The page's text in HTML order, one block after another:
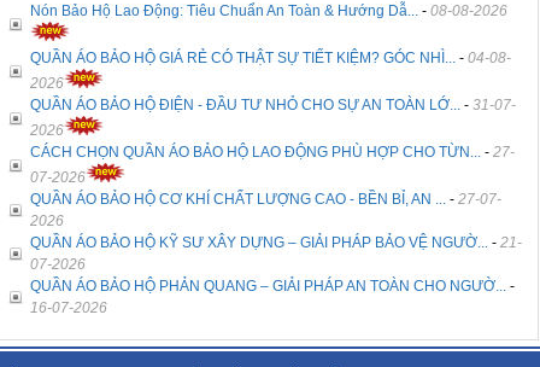
Nón Bảo Hộ Lao Động: Tiêu Chuẩn An Toàn & Hướng Dẫ... - 08-08-2026
QUẦN ÁO BẢO HỘ GIÁ RẺ CÓ THẬT SỰ TIẾT KIỆM? GÓC NHÌ... - 04-08-
2026
QUẦN ÁO BẢO HỘ ĐIỆN - ĐẦU TƯ NHỎ CHO SỰ AN TOÀN LỚ...
- 31-07-
2026
CÁCH CHỌN QUẦN ÁO BẢO HỘ LAO ĐỘNG PHÙ HỢP CHO TỪN...
- 27-
07-2026
QUẦN ÁO BẢO HỘ CƠ KHÍ CHẤT LƯỢNG CAO - BỀN BỈ, AN ...
- 27-07-
2026
QUẦN ÁO BẢO HỘ KỸ SƯ XÂY DỰNG – GIẢI PHÁP BẢO VỆ NGƯỜ...
- 21-
07-2026
QUẦN ÁO BẢO HỘ PHẢN QUANG – GIẢI PHÁP AN TOÀN CHO NGƯỜ...
-
16-07-2026